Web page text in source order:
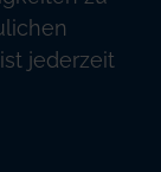
jederzeit